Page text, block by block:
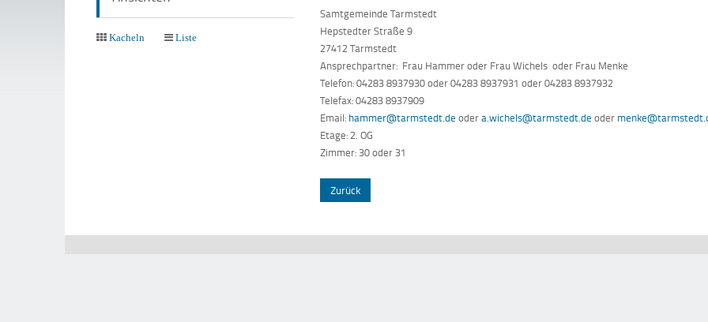
Kacheln Liste
Samtgemeinde Tarmstedt
Hepstedter Straße 9
27412 Tarmstedt
Ansprechpartner: Frau Hammer oder Frau Wichels oder Frau Menke
Telefon: 04283 8937930 oder 04283 8937931 oder 04283 8937932
Telefax: 04283 8937909
Email: hammer@tarmstedt.deodera.wichels@tarmstedt.de oder
Etage: 2. OG
Zimmer: 30 oder 31
Zurück